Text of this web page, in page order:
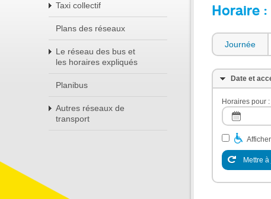
Taxi collectif
Plans des réseaux
Le réseau des bus et
les horaires expliqués
Planibus
Autres réseaux de
transport
Horaire :
Journée
Date et
Horaires pour :
Mettre